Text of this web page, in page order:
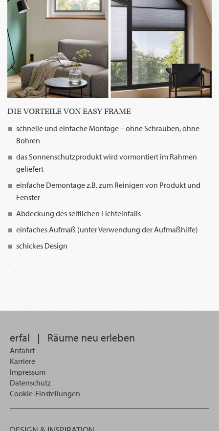
DIE VORTEILE VON EASY FRAME
schnelle und einfache Montage – ohne Schrauben, ohne
Bohren
das Sonnenschutzprodukt wird vormontiert im Rahmen
geliefert
einfache Demontage z.B. zum Reinigen von Produkt und
Fenster
Abdeckung des seitlichen Lichteinfalls
einfaches Aufmaß (unter Verwendung der Aufmaßhilfe)
schickes Design
erfal | Räume neu erleben
Anfahrt
Karriere
Impressum
Datenschutz
Cookie-Einstellungen